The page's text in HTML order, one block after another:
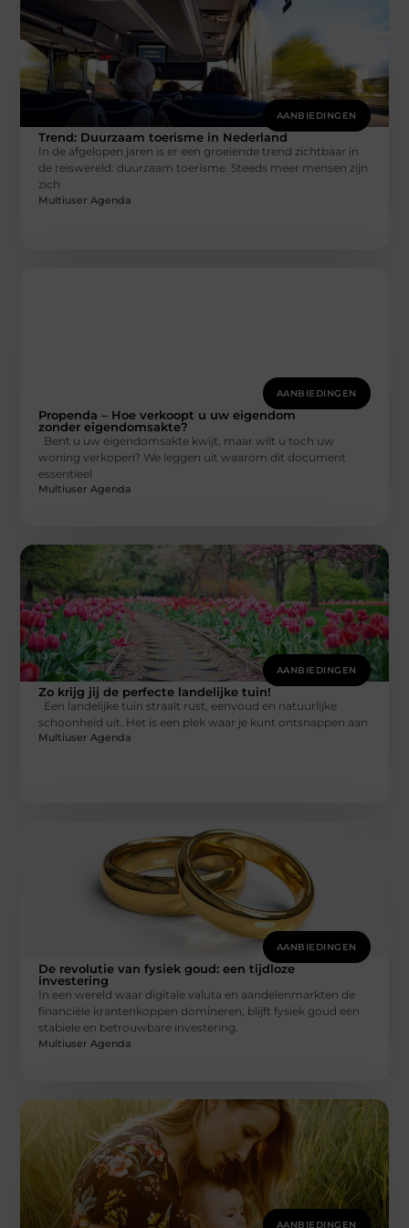
AANBIEDINGEN
Trend: Duurzaam toerisme in Nederland
In de afgelopen jaren is er een groeiende trend zichtbaar in
de reiswereld: duurzaam toerisme. Steeds meer mensen zijn
zich
Multiuser Agenda
AANBIEDINGEN
Propenda – Hoe verkoopt u uw eigendom
zonder eigendomsakte?
Bent u uw eigendomsakte kwijt, maar wilt u toch uw
woning verkopen? We leggen uit waarom dit document
essentieel
Multiuser Agenda
AANBIEDINGEN
Zo krijg jij de perfecte landelijke tuin!
Een landelijke tuin straalt rust, eenvoud en natuurlijke
schoonheid uit. Het is een plek waar je kunt ontsnappen aan
Multiuser Agenda
AANBIEDINGEN
De revolutie van fysiek goud: een tijdloze
investering
In een wereld waar digitale valuta en aandelenmarkten de
financiële krantenkoppen domineren, blijft fysiek goud een
stabiele en betrouwbare investering.
Multiuser Agenda
AANBIEDINGEN